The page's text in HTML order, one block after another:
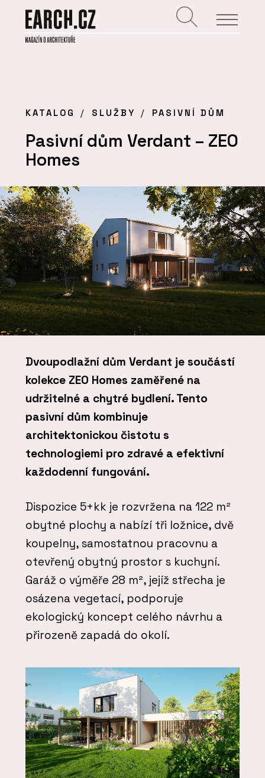
KATALOG SLUŽBY PASIVNÍ DŮM
Pasivní dům Verdant – ZEO
Homes
Dvoupodlažní dům Verdant je součástí
kolekce ZEO Homes zaměřené na
udržitelné a chytré bydlení. Tento
pasivní dům kombinuje
architektonickou čistotu s
technologiemi pro zdravé a efektivní
každodenní fungování.
Dispozice 5+kk je rozvržena na 122 m²
obytné plochy a nabízí tři ložnice, dvě
koupelny, samostatnou pracovnu a
otevřený obytný prostor s kuchyní.
Garáž o výměře 28 m², jejíž střecha je
osázena vegetací, podporuje
ekologický koncept celého návrhu a
přirozeně zapadá do okolí.